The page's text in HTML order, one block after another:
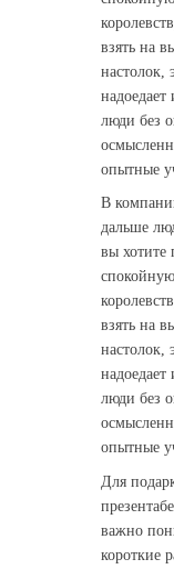
взять на
настолок,
люди без
опытные
В
дальше
вы хотите
взять на
настолок,
люди без
опытные
Для
важно
короткие